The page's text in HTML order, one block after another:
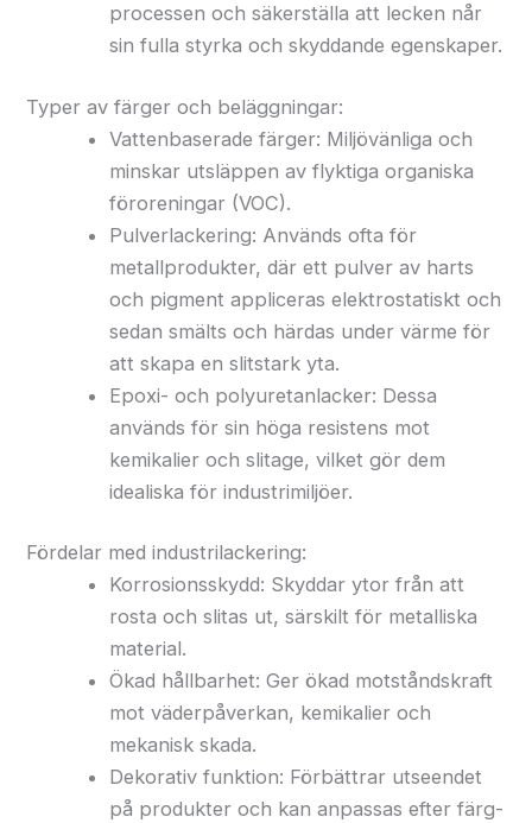
processen och säkerställa att lecken når
sin fulla styrka och skyddande egenskaper.
Typer av färger och beläggningar:
Vattenbaserade färger: Miljövänliga och
minskar utsläppen av flyktiga organiska
föroreningar (VOC).
Pulverlackering: Används ofta för
metallprodukter, där ett pulver av harts
och pigment appliceras elektrostatiskt och
sedan smälts och härdas under värme för
att skapa en slitstark yta.
Epoxi- och polyuretanlacker: Dessa
används för sin höga resistens mot
kemikalier och slitage, vilket gör dem
idealiska för industrimiljöer.
Fördelar med industrilackering:
Korrosionsskydd: Skyddar ytor från att
rosta och slitas ut, särskilt för metalliska
material.
Ökad hållbarhet: Ger ökad motståndskraft
mot väderpåverkan, kemikalier och
mekanisk skada.
Dekorativ funktion: Förbättrar utseendet
på produkter och kan anpassas efter färg-